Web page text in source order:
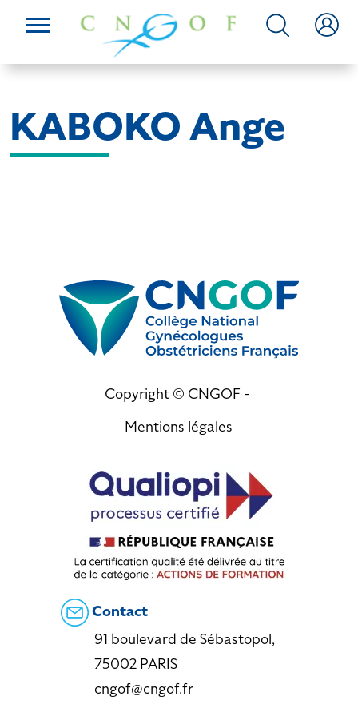
KABOKO Ange
Copyright © CNGOF -
Mentions légales
Contact
91 boulevard de Sébastopol,
75002 PARIS
cngof@cngof.fr